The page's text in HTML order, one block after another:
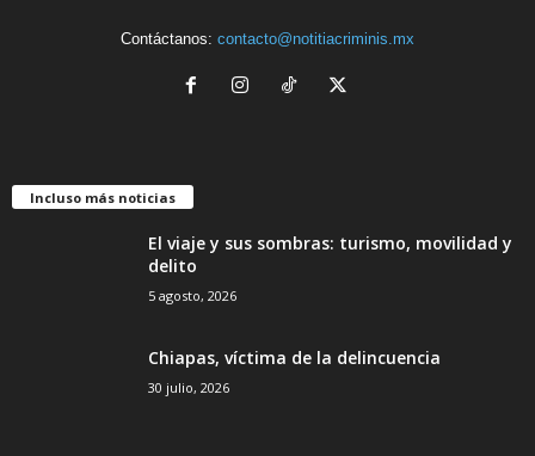
Contáctanos: contacto@notitiacriminis.mx
Incluso más noticias
El viaje y sus sombras: turismo, movilidad y
delito
5 agosto, 2026
Chiapas, víctima de la delincuencia
30 julio, 2026